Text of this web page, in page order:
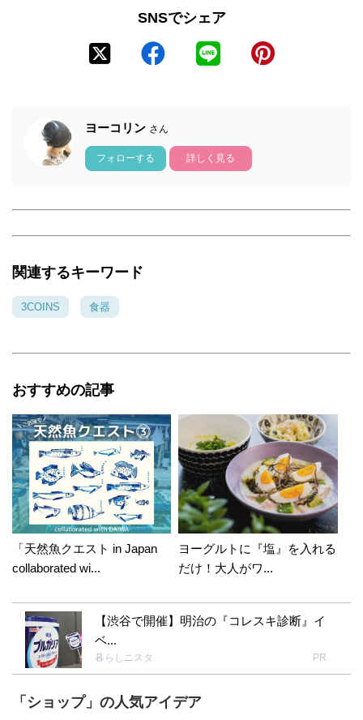
SNSでシェア
ヨーコリン さん
フォローする 詳しく見る
関連するキーワード
3COINS 食器
おすすめの記事
「天然魚クエスト in Japan
collaborated wi...
ヨーグルトに『塩』を入れる
だけ！大人がワ...
【渋谷で開催】明治の『コレスキ診断』イ
ベ...
暮らしニスタ PR
「ショップ」の人気アイデア